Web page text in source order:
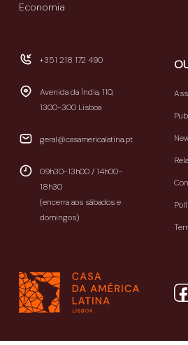
Economia
+351 218 172 490
Avenida da Índia, 110,
1300-300 Lisboa
geral@casamericalatina.pt
09h30-13h00 / 14h00-
18h30
(encerra aos sábados e
domingos)